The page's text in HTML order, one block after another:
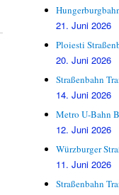
21. Juni 2026
Ploiesti
20. Juni 2026
Straßenbahn
14. Juni 2026
Metro U-Bahn
12. Juni 2026
Würzburger
11. Juni 2026
Straßenbahn